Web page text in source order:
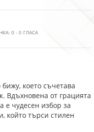
0 - 0 ГЛАСА
което съчетава
Вдъхновена от грацията
е чудесен избор за
който търси стилен